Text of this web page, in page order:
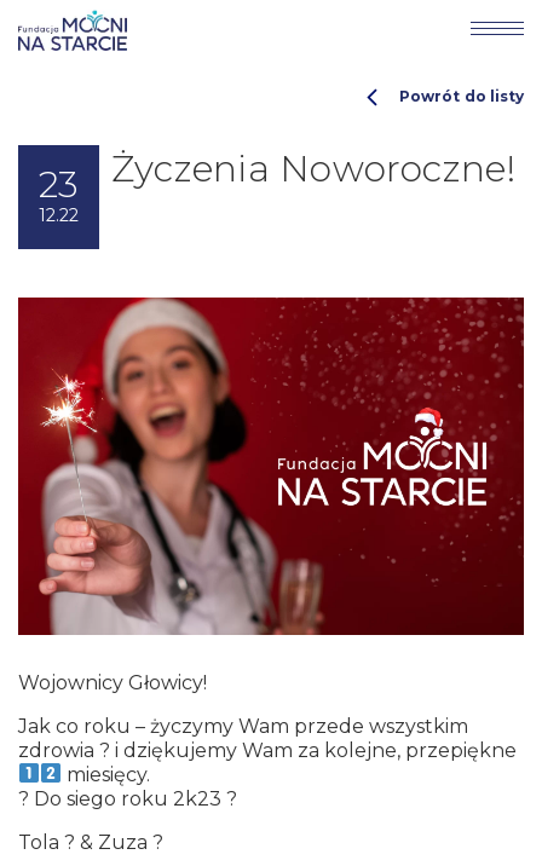
23
12.22
Życzenia Noworoczne!
Powrót do listy
Wojownicy Głowicy!
Jak co roku – życzymy Wam przede wszystkim
zdrowia ? i dziękujemy Wam za kolejne, przepiękne
miesięcy.
? Do siego roku 2k23 ?
Tola ? & Zuza ?